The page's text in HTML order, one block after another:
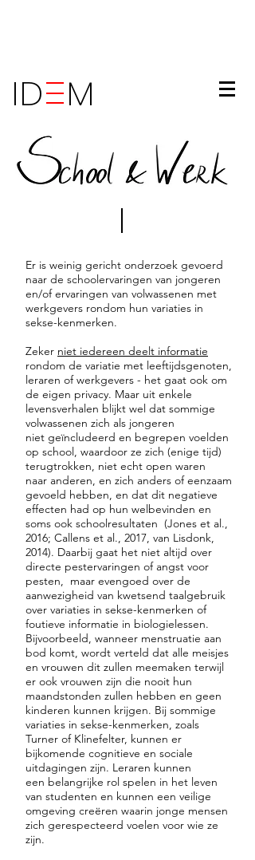
ID M
Er is weinig gericht onderzoek gevoerd
naar de schoolervaringen van jongeren
en/of ervaringen van volwassenen met
werkgevers rondom hun variaties in
sekse-kenmerken.
Zeker niet iedereen deelt informatie
rondom de variatie met leeftijdsgenoten,
leraren of werkgevers - het gaat ook om
de eigen privacy. Maar uit enkele
levensverhalen blijkt wel dat sommige
volwassenen zich als jongeren
niet geïncludeerd en begrepen voelden
op school, waardoor ze zich (enige tijd)
terugtrokken, niet echt open waren
naar anderen, en zich anders of eenzaam
gevoeld hebben, en dat dit negatieve
effecten had op hun welbevinden en
soms ook schoolresultaten (Jones et al.,
2016; Callens et al., 2017, van Lisdonk,
2014). Daarbij gaat het niet altijd over
directe pestervaringen of angst voor
pesten, maar evengoed over de
aanwezigheid van kwetsend taalgebruik
over variaties in sekse-kenmerken of
foutieve informatie in biologielessen.
Bijvoorbeeld, wanneer menstruatie aan
bod komt, wordt verteld dat alle meisjes
en vrouwen dit zullen meemaken terwijl
er ook vrouwen zijn die nooit hun
maandstonden zullen hebben en geen
kinderen kunnen krijgen. Bij sommige
variaties in sekse-kenmerken, zoals
Turner of Klinefelter, kunnen er
bijkomende cognitieve en sociale
uitdagingen zijn. Leraren kunnen
een belangrijke rol spelen in het leven
van studenten en kunnen een veilige
omgeving creëren waarin jonge mensen
zich gerespecteerd voelen voor wie ze
zijn.